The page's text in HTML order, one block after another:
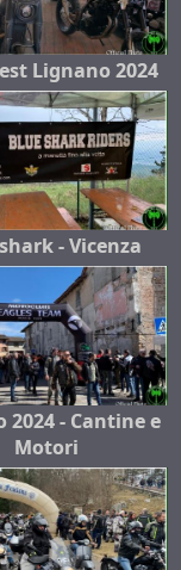
Lignano 2024
- Vicenza
2024 - Cantine e
Motori